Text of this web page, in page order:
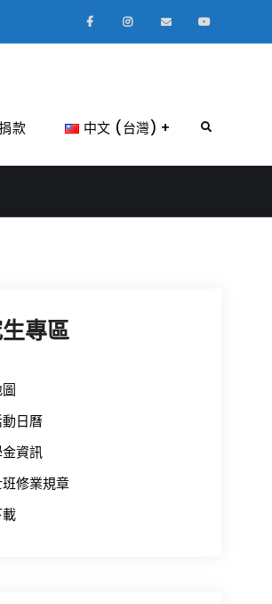
FacebookInstagram
EmailYoutube
款 中文 (台灣) Search
專區
日曆
資訊
修業規章